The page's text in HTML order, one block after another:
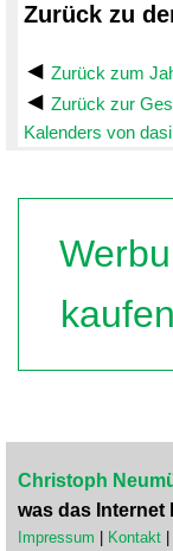
Zurück zu
Zurück zum
Zurück zur
Kalenders von
Christoph
was das Internet
Impressum Kontakt